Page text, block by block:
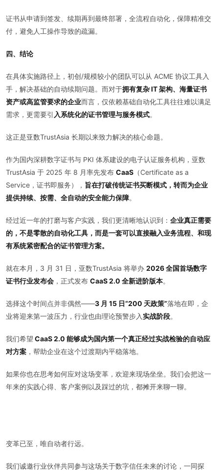
证书从申请到签发、续期再到最终部署，全流程自动化，保障精准交
付，避免人工操作导致的疏漏。
四、结论
在具体实施路径上，初创/规模较小的团队可以从 ACME 协议工具入
手，解决基础的自动续期问题。而对于拥有复杂 IT 架构、海量证书
资产或高监管要求的企业而言，仅依赖基础自动化工具往往难以满足
需求，更需要引 入系统化的证书管理与服务模式。
这正是亚数TrustAsia 长期以来致力解决的核心命题。
作为国内深耕数字证书与 PKI 体系建设的电子认证服务机构，亚数
TrustAsia 于 2025 年 8 月率先发布 CaaS （Certificate as a
Service，证书即服务）， 旨在打破传统证书买断模式，转而为企业
提供持续、按需、全自动的安全能力保障。
经过近一年的打磨与客户实践，我们更清晰地认识到： 企业真正需要
的，不是零散的自动化工具，而是一套可以直接融入业务流程、和现
有系统紧密配合的证书管理方案。
就在本月，3 月 31 日，亚数TrustAsia 将举办 2026 全国首场数字
证书行业发布会 ，正式发布 CaaS 2.0 全新进阶版本。
选择这个时间点并非偶然——3 月 15 日“200 天政策”落地在即，企
业将迎来第一波压力，行业也由理论预警步入实战阶段。
我们希望 CaaS 2.0 能够成为国内第一个真正经过实战检验的自动应
对方案 ，帮助企业在这个过渡期内平稳落地。
如果你也在思考如何应对这场变革，欢迎来现场坐坐。我们会把这一
年来的实践心得、客户案例以及踩过的坑，都摊开来聊一聊。
变革已至，唯自动者行远。
我们诚邀行业伙伴共同参与这场关于数字信任未来的讨论，一同探